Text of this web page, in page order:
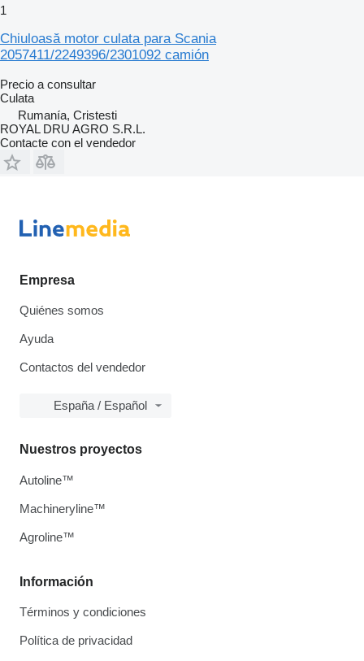
1
Chiuloasă motor culata para Scania
2057411/2249396/2301092 camión
Precio a consultar
Culata
Rumanía, Cristesti
ROYAL DRU AGRO S.R.L.
Contacte con el vendedor
Empresa
Quiénes somos
Ayuda
Contactos del vendedor
España / Español
Información
Términos y condiciones
Política de privacidad
Nuestros proyectos
Autoline™
Machineryline™
Agroline™